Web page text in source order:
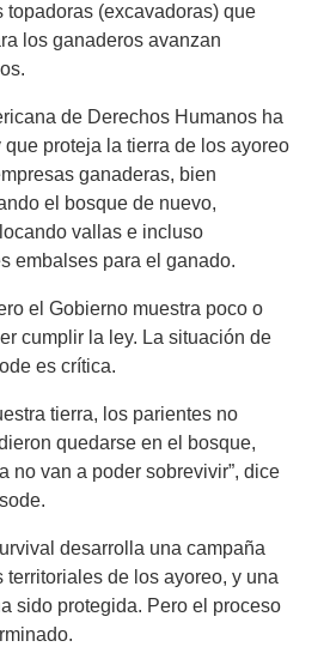
topadoras (excavadoras) que
los ganaderos avanzan
de Derechos Humanos ha
proteja la tierra de los ayoreo
ganaderas, bien
el bosque de nuevo,
vallas e incluso
embalses para el ganado.
el Gobierno muestra poco o
cumplir la ley. La situación de
es crítica.
tierra, los parientes no
quedarse en el bosque,
no van a poder sobrevivir”, dice
desarrolla una campaña
territoriales de los ayoreo, y una
sido protegida. Pero el proceso